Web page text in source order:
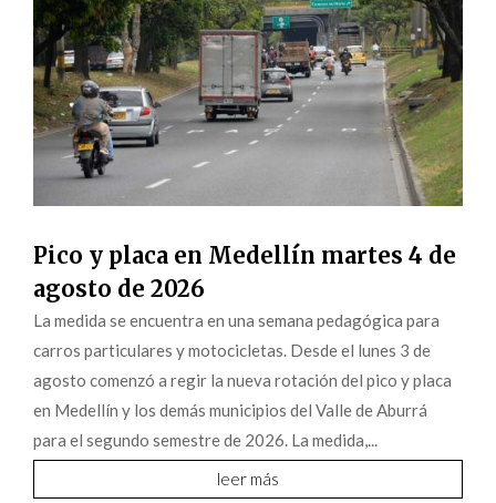
Pico y placa en Medellín martes 4 de
agosto de 2026
La medida se encuentra en una semana pedagógica para
carros particulares y motocicletas. Desde el lunes 3 de
agosto comenzó a regir la nueva rotación del pico y placa
en Medellín y los demás municipios del Valle de Aburrá
para el segundo semestre de 2026. La medida,...
leer más